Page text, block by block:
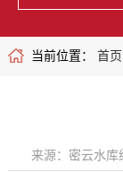
当前位置： 首页
来源：密云水库